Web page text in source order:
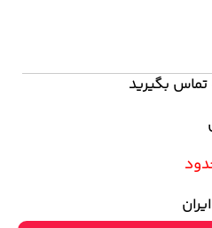
تماس بگیرید